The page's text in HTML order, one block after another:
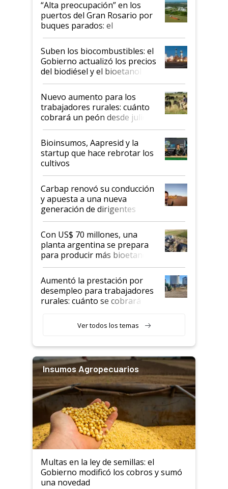
“Alta preocupación” en los
puertos del Gran Rosario por
buques parados: el
funcionamiento de las
exportadoras en tensión tras
la medida de fuerza de los
prácticos
Suben los biocombustibles: el
Gobierno actualizó los precios
del biodiésel y el bioetanol
Nuevo aumento para los
trabajadores rurales: cuánto
cobrará un peón desde julio
Bioinsumos, Aapresid y la
startup que hace rebrotar los
cultivos
Carbap renovó su conducción
y apuesta a una nueva
generación de dirigentes
rurales
Con US$ 70 millones, una
planta argentina se prepara
para producir más bioetanol
que nunca
Aumentó la prestación por
desempleo para trabajadores
rurales: cuánto se cobrará
Ver todos los temas
Insumos Agropecuarios
Multas en la ley de semillas: el
Gobierno modificó los cobros y sumó
una novedad